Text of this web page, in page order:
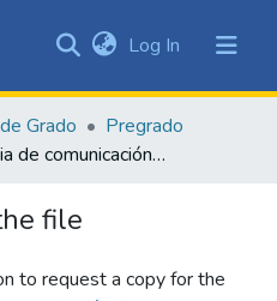
&
Collections
Log In (current)
Grado
Pregrado
Estrategia de comunicación digital y sostenibilidad para el emprendimiento Eufloria
file
to request a copy for the